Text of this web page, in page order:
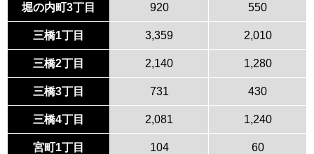
堀の内町3丁目 920 550
三橋1丁目 3,359 2,010
三橋2丁目 2,140 1,280
三橋3丁目 731 430
三橋4丁目 2,081 1,240
宮町1丁目 104 60